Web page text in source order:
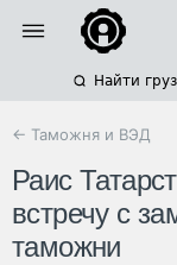
Найти
← Таможня и ВЭД
Раис
встречу с
таможни